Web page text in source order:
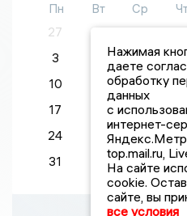
Пн Вт Ср
27
3
5 6
10
12
17
19
24
26
31
2 3
Нажимая
даете
обработку
данных
с
интернет-
top.mail.ru,
На сайте
cookie.
сайте, вы
все условия